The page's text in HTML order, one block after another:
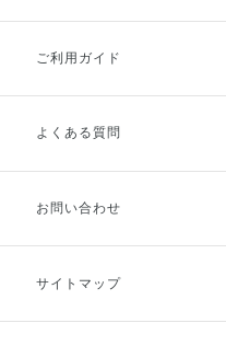
ご利用ガイド
ご利用ガイドトップ
お支払方法
キャンセル・返品・交換
よくある質問
お問い合わせ
サイトマップ